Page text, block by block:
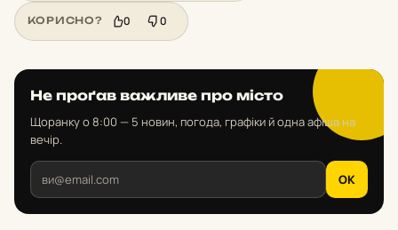
КОРИСНО? 0 0
Не проґав важливе про місто
Щоранку о 8:00 — 5 новин, погода, графіки й одна афіша на
вечір.
OK